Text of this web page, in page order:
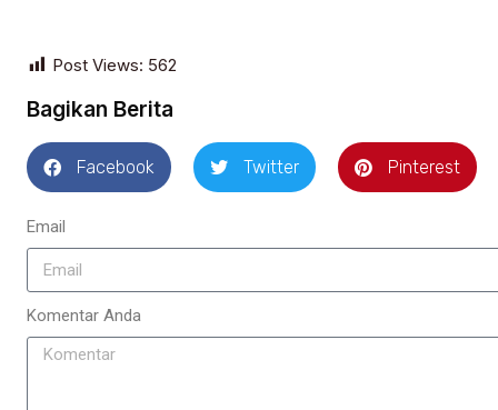
Post Views: 562
Bagikan Berita
Facebook Twitter Pinterest
Email
Komentar Anda